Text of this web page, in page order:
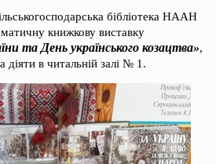
бібліотека НААН
книжкову виставку
та День українського козацтва»,
діяти в читальній залі № 1.